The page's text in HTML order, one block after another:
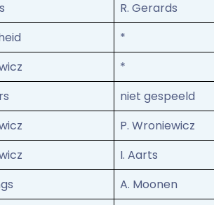
R. Gerards
*
*
niet gespeeld
P. Wroniewicz
I. Aarts
A. Moonen